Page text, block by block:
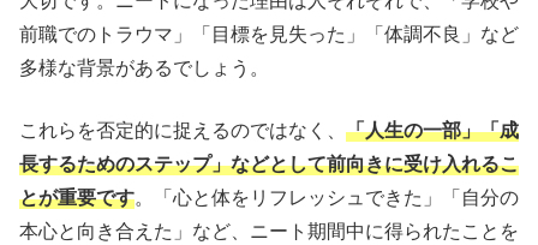
前職でのトラウマ」「目標を見失った」「体調不良」など
多様な背景があるでしょう。
これらを否定的に捉えるのではなく、 「人生の一部」「成
長するためのステップ」などとして前向きに受け入れるこ
とが重要です。「心と体をリフレッシュできた」「自分の
本心と向き合えた」など、ニート期間中に得られたことを